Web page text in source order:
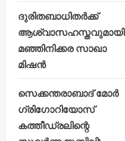
ദുരിതബാധിതർക്ക്
ആശ്വാസഹസ്തവുമായി
മഞ്ഞിനിക്കര സാഖാ
മിഷൻ
സെക്കന്തരാബാദ് മോർ
ഗ്രിഗോറിയോസ്
കത്തീഡ്രലിന്റെ